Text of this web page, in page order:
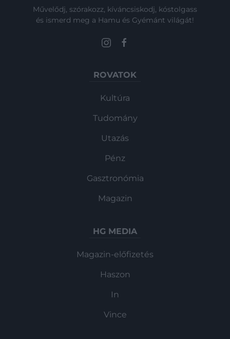
Művelődj, szórakozz, kíváncsiskodj, kóstolgass
és ismerd meg a Hamu és Gyémánt világát!
ROVATOK
Kultúra
Tudomány
Utazás
Pénz
Gasztronómia
Magazin
HG MEDIA
Magazin-előfizetés
Haszon
In
Vince